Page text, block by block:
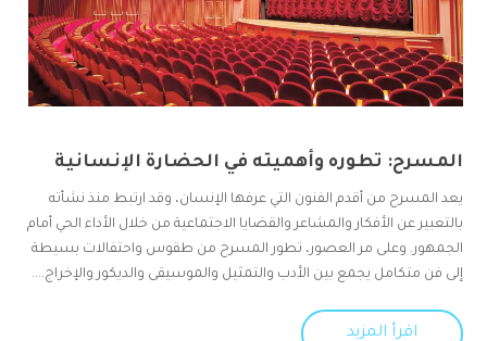
المسرح: تطوره وأهميته في الحضارة الإنسانية
يعد المسرح من أقدم الفنون التي عرفها الإنسان، وقد ارتبط منذ نشأته
بالتعبير عن الأفكار والمشاعر والقضايا الاجتماعية من خلال الأداء الحي أمام
الجمهور. وعلى مر العصور، تطور المسرح من طقوس واحتفالات بسيطة
إلى فن متكامل يجمع بين الأدب والتمثيل والموسيقى والديكور والإخراج....
اقرأ المزيد